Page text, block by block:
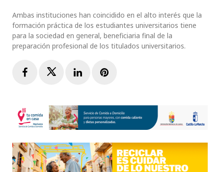
Ambas instituciones han coincidido en el alto interés que la
formación práctica de los estudiantes universitarios tiene
para la sociedad en general, beneficiaria final de la
preparación profesional de los titulados universitarios.
FacebookTwitterLinkedInPinterest